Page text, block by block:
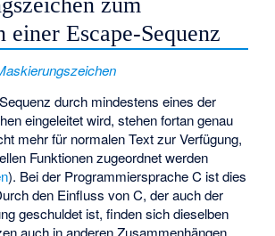
einer Escape-Sequenz
durch mindestens eines der
eingeleitet wird, stehen fortan genau
mehr für normalen Text zur Verfügung,
Funktionen zugeordnet werden
). Bei der Programmiersprache C ist dies
den Einfluss von C, der auch der
geschuldet ist, finden sich dieselben
auch in anderen Zusammenhängen